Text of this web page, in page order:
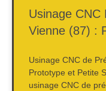
Usinage CNC
Vienne (87) :
Usinage CNC de
Prototype et Petite
usinage CNC de